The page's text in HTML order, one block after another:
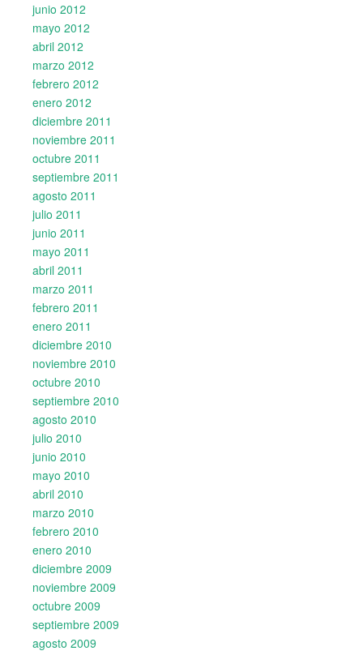
junio 2012
mayo 2012
abril 2012
marzo 2012
febrero 2012
enero 2012
diciembre 2011
noviembre 2011
octubre 2011
septiembre 2011
agosto 2011
julio 2011
junio 2011
mayo 2011
abril 2011
marzo 2011
febrero 2011
enero 2011
diciembre 2010
noviembre 2010
octubre 2010
septiembre 2010
agosto 2010
julio 2010
junio 2010
mayo 2010
abril 2010
marzo 2010
febrero 2010
enero 2010
diciembre 2009
noviembre 2009
octubre 2009
septiembre 2009
agosto 2009